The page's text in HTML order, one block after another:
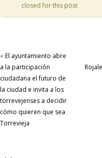
closed for this post
« El ayuntamiento abre
a la participación
ciudadana el futuro de
la ciudad e invita a los
torrevejenses a decidir
cómo quieren que sea
Torrevieja